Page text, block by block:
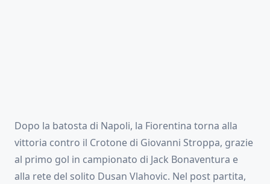
Dopo la batosta di Napoli, la Fiorentina torna alla
vittoria contro il Crotone di Giovanni Stroppa, grazie
al primo gol in campionato di Jack Bonaventura e
alla rete del solito Dusan Vlahovic. Nel post partita,